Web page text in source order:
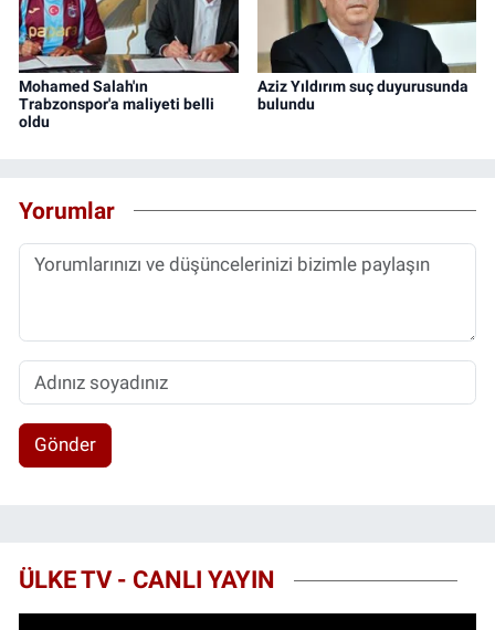
Mohamed Salah'ın
Trabzonspor'a maliyeti belli
oldu
Aziz Yıldırım suç duyurusunda
bulundu
Yorumlar
Gönder
ÜLKE TV - CANLI YAYIN